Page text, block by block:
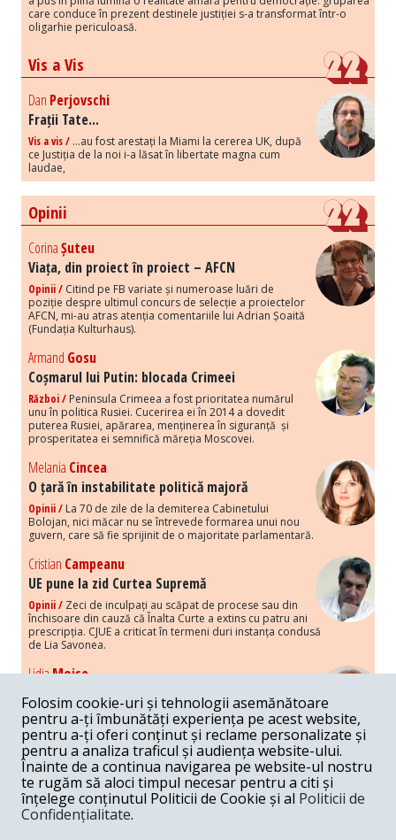
care conduce în prezent destinele justiției s-a transformat într-o
oligarhie periculoasă.
Vis a Vis
Dan Perjovschi
Frații Tate...
Vis a vis / ...au fost arestați la Miami la cererea UK, după
ce Justiția de la noi i-a lăsat în libertate magna cum
laudae,
Opinii
CorinaȘuteu
Viața, din proiect în proiect – AFCN
Opinii / Citind pe FB variate și numeroase luări de
poziție despre ultimul concurs de selecție a proiectelor
AFCN, mi-au atras atenția comentariile lui Adrian Șoaită
(Fundația Kulturhaus).
Armand Gosu
Coșmarul lui Putin: blocada Crimeei
Război / Peninsula Crimeea a fost prioritatea numărul
unu în politica Rusiei. Cucerirea ei în 2014 a dovedit
puterea Rusiei, apărarea, menținerea în siguranță și
prosperitatea ei semnifică măreția Moscovei.
Melania Cincea
O țară în instabilitate politică majoră
Opinii / La 70 de zile de la demiterea Cabinetului
Bolojan, nici măcar nu se întrevede formarea unui nou
guvern, care să fie sprijinit de o majoritate parlamentară.
Cristian Campeanu
UE pune la zid Curtea Supremă
Opinii / Zeci de inculpați au scăpat de procese sau din
închisoare din cauză că Înalta Curte a extins cu patru ani
prescripția. CJUE a criticat în termeni duri instanța condusă
de Lia Savonea.
LidiaMoise
Costurile economice ale haosului politic
Opinii / Economia nu poate rezista cu retorica falsă a
susținerii intereselor poporului, care, de fapt, ascunde
obsesia menținerii privilegiilor și a averilor unor caste.
Melania Cincea
Noi puseuri de xenofobie din partea românilor
„neaoși”
Periodic, în spațiul public sunt voci care lansează
Folosim cookie-uri și tehnologii asemănătoare
pentru a-ți îmbunătăți experiența pe acest website,
pentru a-ți oferi conținut și reclame personalizate și
pentru a analiza traficul și audiența website-ului.
Înainte de a continua navigarea pe website-ul nostru
te rugăm să aloci timpul necesar pentru a citi și
înțelege conținutul Politicii de Cookie și al Politicii de
Confidențialitate.